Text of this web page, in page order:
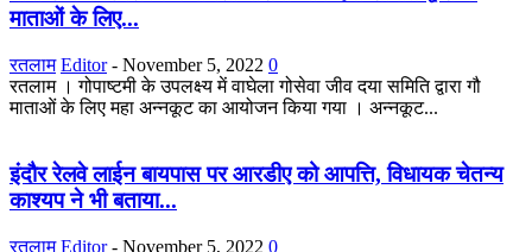
माताओं के लिए...
रतलाम Editor - November 5, 2022 0
रतलाम । गोपाष्टमी के उपलक्ष्य में वाघेला गोसेवा जीव दया समिति द्वारा गौ
माताओं के लिए महा अन्नकूट का आयोजन किया गया । अन्नकूट...
इंदौर रेलवे लाईन बायपास पर आरडीए को आपत्ति, विधायक चेतन्य
काश्यप ने भी बताया...
रतलाम Editor - November 5, 2022 0